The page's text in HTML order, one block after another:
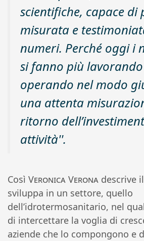
scientifiche, capace di
misurata e
numeri. Perché oggi i
si fanno più
operando nel modo
una attenta
ritorno
attività''.
Così Veronica Verona descrive
sviluppa in un settore, quello
dell’idrotermosanitario, nel
di intercettare la voglia di
aziende che lo compongono e